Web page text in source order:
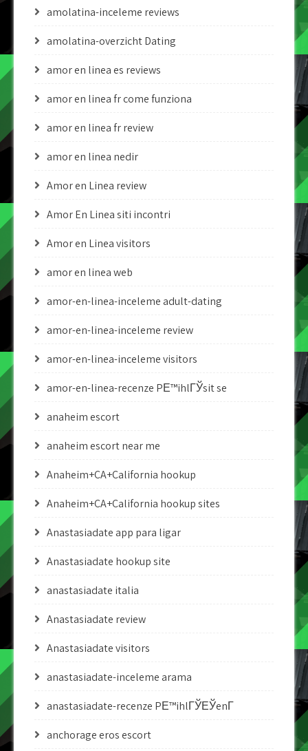
amolatina-inceleme reviews
amolatina-overzicht Dating
amor en linea es reviews
amor en linea fr come funziona
amor en linea fr review
amor en linea nedir
Amor en Linea review
Amor En Linea siti incontri
Amor en Linea visitors
amor en linea web
amor-en-linea-inceleme adult-dating
amor-en-linea-inceleme review
amor-en-linea-inceleme visitors
amor-en-linea-recenze PЕ™ihlГЎsit se
anaheim escort
anaheim escort near me
Anaheim+CA+California hookup
Anaheim+CA+California hookup sites
Anastasiadate app para ligar
Anastasiadate hookup site
anastasiadate italia
Anastasiadate review
Anastasiadate visitors
anastasiadate-inceleme arama
anastasiadate-recenze PЕ™ihlГЎЕЎenГ­
anchorage eros escort